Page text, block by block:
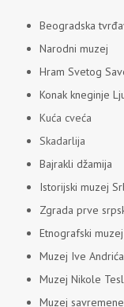
Beogradska
Narodni muzej
Hram Svetog
Konak kneginje
Kuća cveća
Skadarlija
Bajrakli džamija
Istorijski muzej
Zgrada prve
Etnografski muzej
Muzej Ive Andrića
Muzej Nikole
Muzej